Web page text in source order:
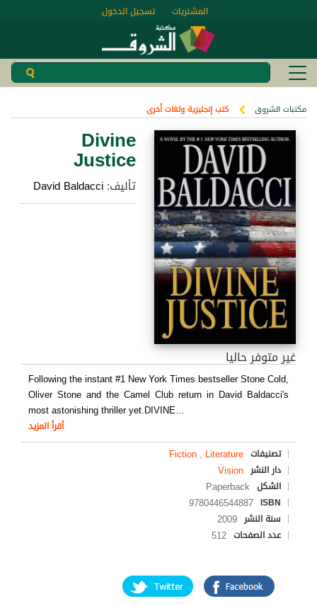
تسجيل الدخول المشتريات
مكتبات الشروق كتب إنجليزية ولغات أخرى
Divine
Justice
تأليف:David Baldacci
غير متوفر حاليا
Following the instant #1 New York Times bestseller Stone Cold,
Oliver Stone and the Camel Club return in David Baldacci's
most astonishing thriller yet.DIVINE…
أقرأ المزيد
تصنيفات Fiction , Literature
دار النشر Vision
الشكل Paperback
ISBN
9780446544887
سنة النشر 2009
عدد الصفحات 512